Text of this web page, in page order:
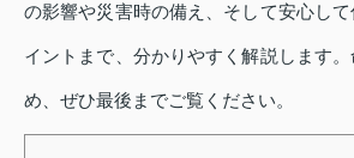
の影響や災害時の備え、そして安心し
イントまで、分かりやすく解説します
め、ぜひ最後までご覧ください。